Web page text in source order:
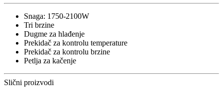
Snaga: 1750-2100W
Tri brzine
Dugme za hlađenje
Prekidač za kontrolu temperature
Prekidač za kontrolu brzine
Petlja za kačenje
Slični proizvodi